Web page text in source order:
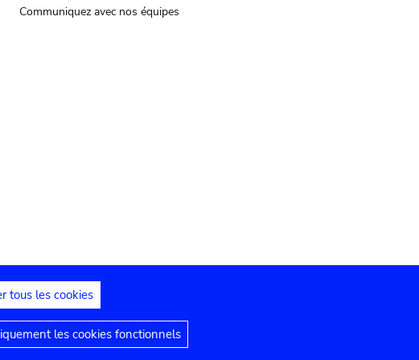
Communiquez avec nos équipes
Mentions juridiques Déclaration d'accessibilité
tous les cookies
les cookies fonctionnels